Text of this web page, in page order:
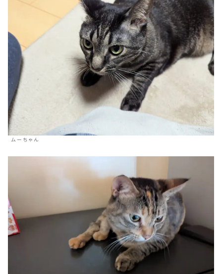
ムーちゃん